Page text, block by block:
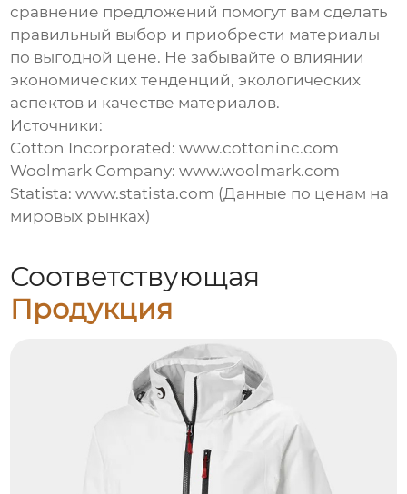
сравнение предложений помогут вам сделать
правильный выбор и приобрести материалы
по выгодной цене. Не забывайте о влиянии
экономических тенденций, экологических
аспектов и качестве материалов.
Источники:
Cotton Incorporated:www.cottoninc.com
Woolmark Company:www.woolmark.com
Statista:www.statista.com (Данные по ценам на
мировых рынках)
Соответствующая
Продукция